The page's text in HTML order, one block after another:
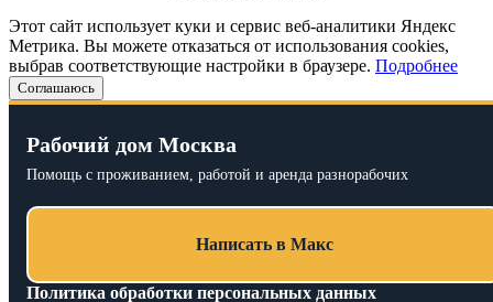
Этот сайт использует куки и сервис веб-аналитики Яндекс
Метрика. Вы можете отказаться от использования cookies,
выбрав соответствующие настройки в браузере. Подробнее
Соглашаюсь
Рабочий дом Москва
Помощь с проживанием, работой и аренда разнорабочих
Написать в Макс
Политика обработки персональных данных